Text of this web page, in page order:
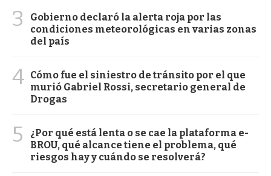
3
Gobierno declaró la alerta roja por las
condiciones meteorológicas en varias zonas
del país
4 Cómo fue el siniestro de tránsito por el que
murió Gabriel Rossi, secretario general de
Drogas
5
¿Por qué está lenta o se cae la plataforma e-
BROU, qué alcance tiene el problema, qué
riesgos hay y cuándo se resolverá?